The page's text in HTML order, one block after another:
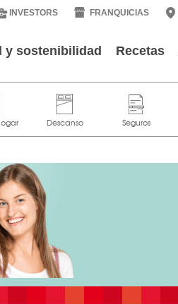
INVESTORS FRANQUICIAS
y sostenibilidad Recetas